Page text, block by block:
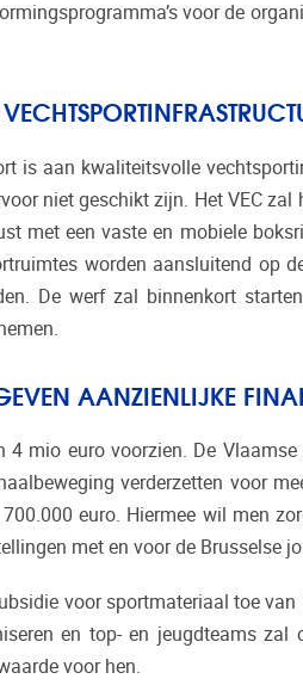
voor de
is aan kwaliteitsvolle
niet geschikt zijn. Het VEC
met een vaste en mobiele
worden aansluitend op
De werf zal binnenkort
AANZIENLIJKE
mio euro voorzien. De
verderzetten voor
euro. Hiermee wil men
met en voor de Brusselse
voor sportmateriaal toe
en top- en jeugdteams zal
voor hen.